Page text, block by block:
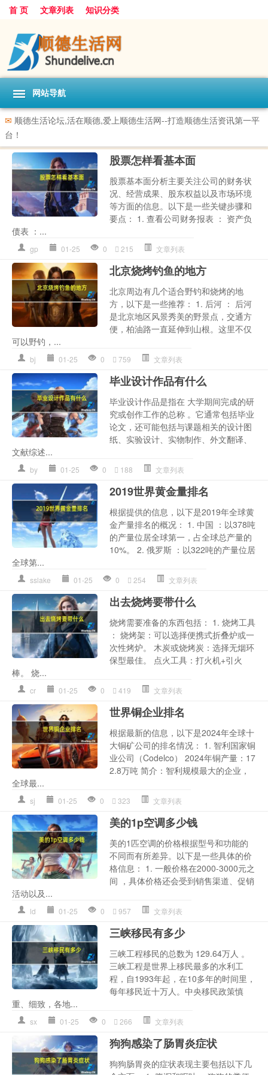
首 页 文章列表 知识分类
网站导航
✉ 顺德生活论坛,活在顺德,爱上顺德生活网--打造顺德生活资讯第一平
台！
股票怎样看基本面
股票基本面分析主要关注公司的财务状
况、经营成果、股东权益以及市场环境
等方面的信息。以下是一些关键步骤和
要点： 1. 查看公司财务报表 ： 资产负
债表 ：...
gp 01-25 0 215 文章列表
北京烧烤钓鱼的地方
北京周边有几个适合野钓和烧烤的地
方，以下是一些推荐： 1. 后河 ： 后河
是北京地区风景秀美的野景点，交通方
便，柏油路一直延伸到山根。这里不仅
可以野钓，...
bj 01-25 0 759 文章列表
毕业设计作品有什么
毕业设计作品是指在 大学期间完成的研
究或创作工作的总称 。它通常包括毕业
论文，还可能包括与课题相关的设计图
纸、实验设计、实物制作、外文翻译、
文献综述...
by 01-25 0 188 文章列表
2019世界黄金量排名
根据提供的信息，以下是2019年全球黄
金产量排名的概况： 1. 中国 ：以378吨
的产量位居全球第一，占全球总产量的
10%。 2. 俄罗斯 ：以322吨的产量位居
全球第...
sslake 01-25 0 254 文章列表
出去烧烤要带什么
烧烤需要准备的东西包括： 1. 烧烤工具
： 烧烤架：可以选择便携式折叠炉或一
次性烤炉。 木炭或烧烤炭：选择无烟环
保型最佳。 点火工具：打火机+引火
棒。 烧...
cr 01-25 0 419 文章列表
世界铜企业排名
根据最新的信息，以下是2024年全球十
大铜矿公司的排名情况： 1. 智利国家铜
业公司（Codelco） 2024年铜产量：17
2.8万吨 简介：智利规模最大的企业，
全球最...
sj 01-25 0 323 文章列表
美的1p空调多少钱
美的1匹空调的价格根据型号和功能的
不同而有所差异。以下是一些具体的价
格信息： 1. 一般价格在2000-3000元之
间 ，具体价格还会受到销售渠道、促销
活动以及...
ld 01-25 0 957 文章列表
三峡移民有多少
三峡工程移民的总数为 129.64万人 。
三峡工程是世界上移民最多的水利工
程，自1993年起，在10多年的时间里，
每年移民近十万人。中央移民政策慎
重、细致，各地...
sx 01-25 0 266 文章列表
狗狗感染了肠胃炎症状
狗狗肠胃炎的症状表现主要包括以下几